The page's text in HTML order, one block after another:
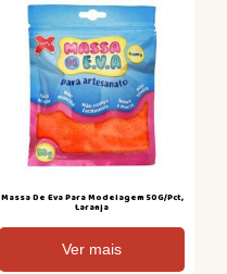
Massa De Eva Para Modelagem 50G/Pct,
Laranja
Ver mais